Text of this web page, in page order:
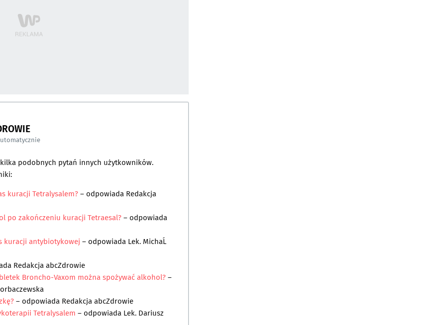
podobnych pytań innych użytkowników.
kuracji Tetralysalem?– odpowiada Redakcja
po zakończeniu kuracji Tetraesal?– odpowiada
kuracji antybiotykowej – odpowiada Lek. MichaĹ
Redakcja abcZdrowie
Broncho-Vaxom można spożywać alkohol?–
– odpowiada Redakcja abcZdrowie
Tetralysalem – odpowiada Lek. Dariusz